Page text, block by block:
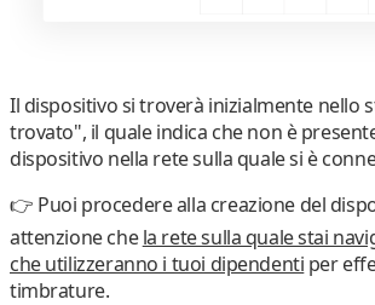
Il dispositivo si troverà inizialmente nello
trovato", il quale indica che non è
dispositivo nella rete sulla quale si è
👉 Puoi procedere alla creazione del
attenzione chela rete sulla quale stai
che utilizzeranno i tuoi dipendenti per
timbrature.